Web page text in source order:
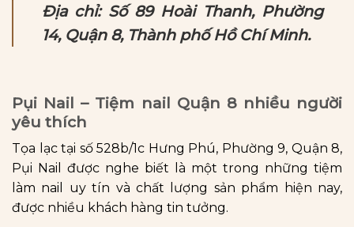
Địa chỉ: Số 89 Hoài Thanh, Phường
14, Quận 8, Thành phố Hồ Chí Minh.
Pụi Nail – Tiệm nail Quận 8 nhiều người
yêu thích
Tọa lạc tại số 528b/1c Hưng Phú, Phường 9, Quận 8,
Pụi Nail được nghe biết là một trong những tiệm
làm nail uy tín và chất lượng sản phẩm hiện nay,
được nhiều khách hàng tin tưởng.